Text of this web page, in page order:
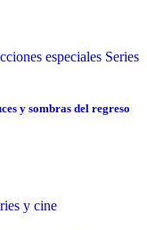
especiales Series
y sombras del regreso
y cine